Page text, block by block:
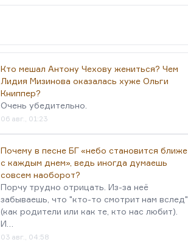
Кто мешал Антону Чехову жениться? Чем
Лидия Мизинова оказалась хуже Ольги
Книппер?
Очень убедительно.
06 авг., 01:23
Почему в песне БГ «небо становится ближе
с каждым днем», ведь иногда думаешь
совсем наоборот?
Порчу трудно отрицать. Из-за неё
забываешь, что "кто-то смотрит нам вслед"
(как родители или как те, кто нас любит).
И…
03 авг., 04:58